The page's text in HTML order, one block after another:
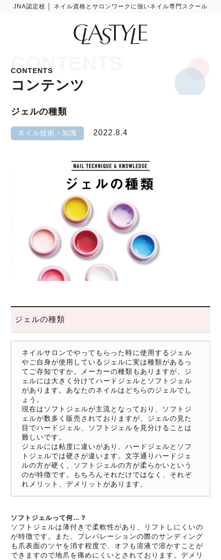
JNA認定校 │ ネイル資格とサロンワークに強いネイル専門スクール
CONTENTS
コンテンツ
CONTENTS
ジェルの種類
ネイル技術・知識 2022.8.4
ジェルの種類
ネイルサロンでやってもらった時に使用するジェル
やご自身が使用しているジェルに実は種類があるっ
てご存知ですか。メーカーの種類もありますが、ジ
ェルには大きく分けてハードジェルとソフトジェル
があります。あなたのネイルはどちらのジェルでし
ょう。
現在はソフトジェルが主流となっており、ソフトジ
ェルが数多く販売されておりますが、ジェルの見た
目でハードジェル、ソフトジェルを見分けることは
難しいです。
ジェルには粘度に違いがあり、ハードジェルとソフ
トジェルでは硬さが違います。文字通りハードジェ
ルの方が硬く、ソフトジェルの方が柔らかいという
のが特徴です。もちろんそれだけではなく、それぞ
れメリット、デメリットがあります。
ソフトジェルって何…？
ソフトジェルは薄付きで柔軟性があり、リフトしにくいの
が特徴です。また、プレパレーションの際のサンディング
も爪表面のツヤを消す程度で、オフも溶液で溶かすことが
できますので地爪を痛めにくいとされております。デメリ